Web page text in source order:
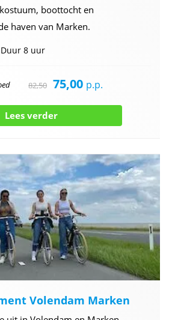
boottocht en
haven van Marken.
Duur 8 uur
82,50 75,00 p.p.
Lees verder
Volendam Marken